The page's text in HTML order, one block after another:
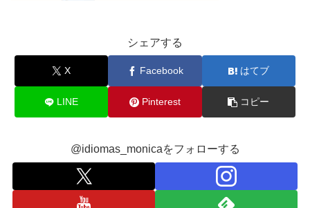
シェアする
X Facebook はてブ
LINE Pinterest コピー
@idiomas_monicaをフォローする